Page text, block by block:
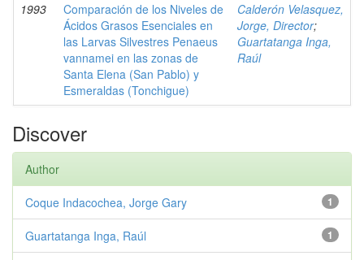
1993
Comparación de los Niveles de
Ácidos Grasos Esenciales en
las Larvas Silvestres Penaeus
vannamei en las zonas de
Santa Elena (San Pablo) y
Esmeraldas (Tonchigue)
Calderón Velasquez,
Jorge, Director;
Guartatanga Inga,
Raúl
Discover
Author
1
Coque Indacochea, Jorge Gary
1
Guartatanga Inga, Raúl